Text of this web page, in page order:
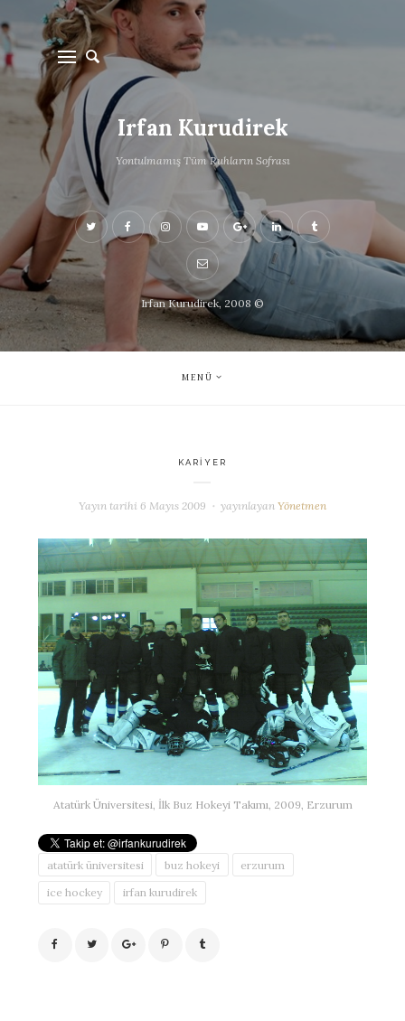
Irfan Kurudirek
Yontulmamış Tüm Ruhların Sofrası
Irfan Kurudirek, 2008 ©
MENÜ
KARIYER
Yayın tarihi 6 Mayıs 2009 yayınlayanYönetmen
Atatürk Üniversitesi, İlk Buz Hokeyi Takımı, 2009, Erzurum
atatürk üniversitesi buz hokeyi erzurum
ice hockey irfan kurudirek